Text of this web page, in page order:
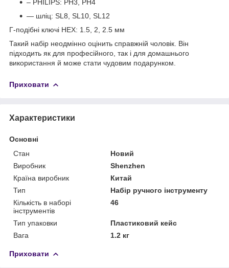
– PHILIPS: PH3, PH4
— шліц: SL8, SL10, SL12
Г-подібні ключі HEX: 1.5, 2, 2.5 мм
Такий набір неодмінно оцінить справжній чоловік. Він
підходить як для професійного, так і для домашнього
використання й може стати чудовим подарунком.
Приховати
Характеристики
Основні
Стан
Новий
Виробник
Shenzhen
Країна виробник
Китай
Тип
Набір ручного інструменту
Кількість в наборі
інструментів
46
Тип упаковки
Пластиковий кейс
Вага
1.2 кг
Приховати